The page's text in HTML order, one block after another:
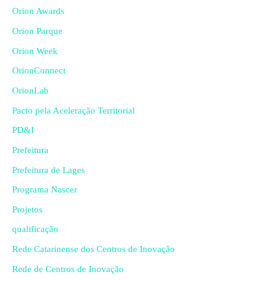
Orion Awards
Orion Parque
Orion Week
OrionConnect
OrionLab
Pacto pela Aceleração Territorial
PD&I
Prefeitura
Prefeitura de Lages
Programa Nascer
Projetos
qualificação
Rede Catarinense dos Centros de Inovação
Rede de Centros de Inovação